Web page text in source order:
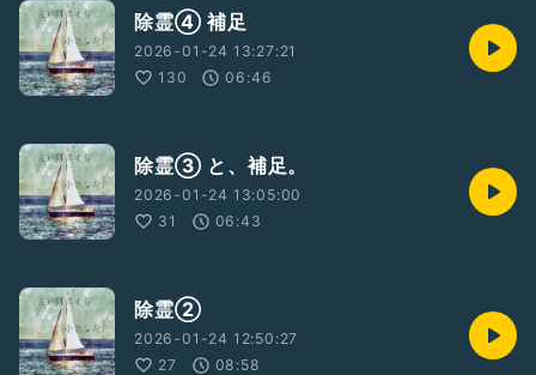
除霊④ 補足
2026-01-24 13:27:21
130
06:46
除霊③ と、補足。
2026-01-24 13:05:00
31
06:43
除霊②
2026-01-24 12:50:27
27
08:58